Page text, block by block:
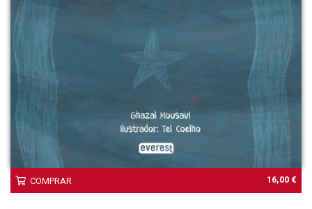
COMPRAR 16,00 €